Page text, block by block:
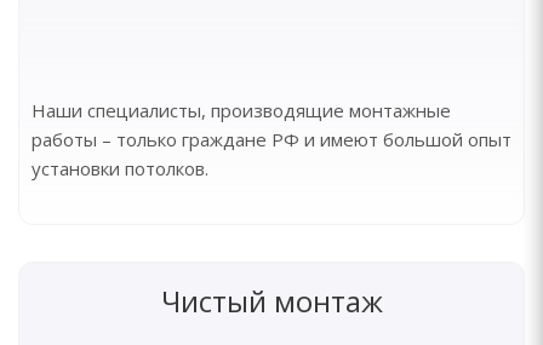
Наши специалисты, производящие монтажные
работы – только граждане РФ и имеют большой опыт
установки потолков.
Чистый монтаж